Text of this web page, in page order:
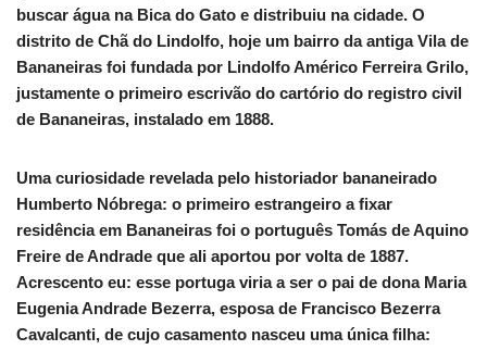
buscar água na Bica do Gato e distribuiu na cidade. O
distrito de Chã do Lindolfo, hoje um bairro da antiga Vila de
Bananeiras foi fundada por Lindolfo Américo Ferreira Grilo,
justamente o primeiro escrivão do cartório do registro civil
de Bananeiras, instalado em 1888.
Uma curiosidade revelada pelo historiador bananeirado
Humberto Nóbrega: o primeiro estrangeiro a fixar
residência em Bananeiras foi o português Tomás de Aquino
Freire de Andrade que ali aportou por volta de 1887.
Acrescento eu: esse portuga viria a ser o pai de dona Maria
Eugenia Andrade Bezerra, esposa de Francisco Bezerra
Cavalcanti, de cujo casamento nasceu uma única filha: